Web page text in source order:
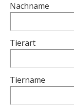
Nachname
Tierart
Tiername